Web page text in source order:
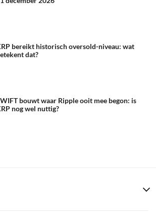
bereikt historisch oversold-niveau: wat
dat?
bouwt waar Ripple ooit mee begon: is
nog wel nuttig?